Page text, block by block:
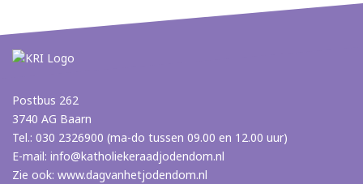
Postbus 262
3740 AG Baarn
Tel.: 030 2326900 (ma-do tussen 09.00 en 12.00 uur)
E-mail: info@katholiekeraadjodendom.nl
Zie ook: www.dagvanhetjodendom.nl